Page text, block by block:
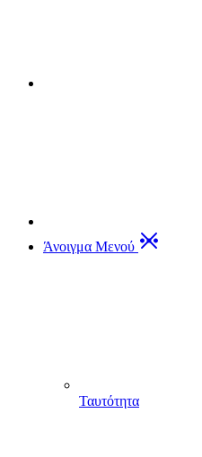
Άνοιγμα Μενού
Ταυτότητα